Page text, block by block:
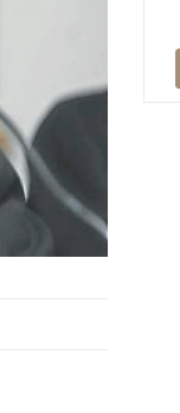
San Roberto